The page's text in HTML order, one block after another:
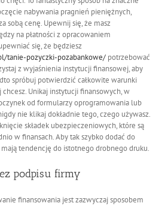
nabywania pragnień pieniężnych,
sobą cenę. Upewnij się, że masz
na płatności z opracowaniem
się, że będziesz
tanie-pozyczki-pozabankowe/ potrzebować
z wyjaśnienia instytucji finansowej, aby
spróbuj potwierdzić całkowite warunki
Unikaj instytucji finansowych, w
od formularzy oprogramowania lub
nie klikaj dokładnie tego, czego używasz.
składek ubezpieczeniowych, które są
w finansach. Aby tak szybko dodać do
tendencję do istotnego drobnego druku.
podpisu firmy
finansowania jest zazwyczaj sposobem